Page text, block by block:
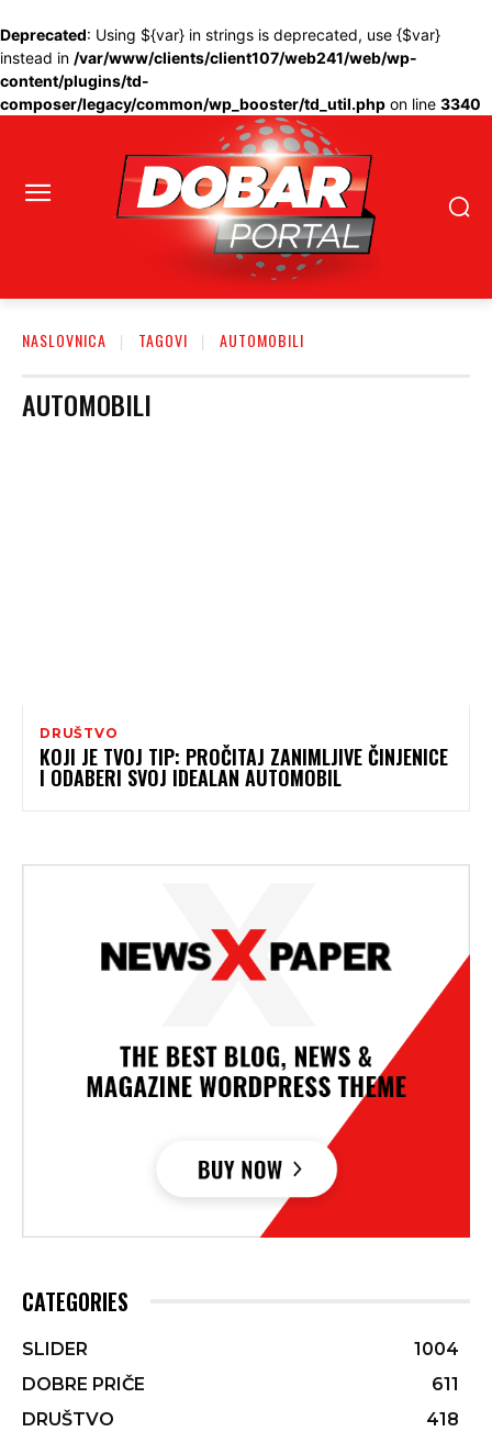
Deprecated: Using ${var} in strings is deprecated, use {$var}
instead in /var/www/clients/client107/web241/web/wp-
content/plugins/td-
composer/legacy/common/wp_booster/td_util.php on line 3340
NASLOVNICA TAGOVI AUTOMOBILI
AUTOMOBILI
DRUŠTVO
KOJI JE TVOJ TIP: PROČITAJ ZANIMLJIVE ČINJENICE
I ODABERI SVOJ IDEALAN AUTOMOBIL
CATEGORIES
SLIDER
1004
DOBRE PRIČE
611
DRUŠTVO
418